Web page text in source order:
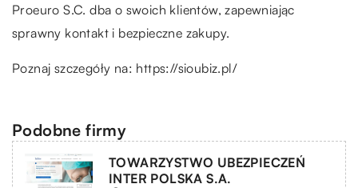
Proeuro S.C. dba o swoich klientów, zapewniając
sprawny kontakt i bezpieczne zakupy.
Poznaj szczegóły na: https://sioubiz.pl/
Podobne firmy
TOWARZYSTWO UBEZPIECZEŃ
INTER POLSKA S.A.